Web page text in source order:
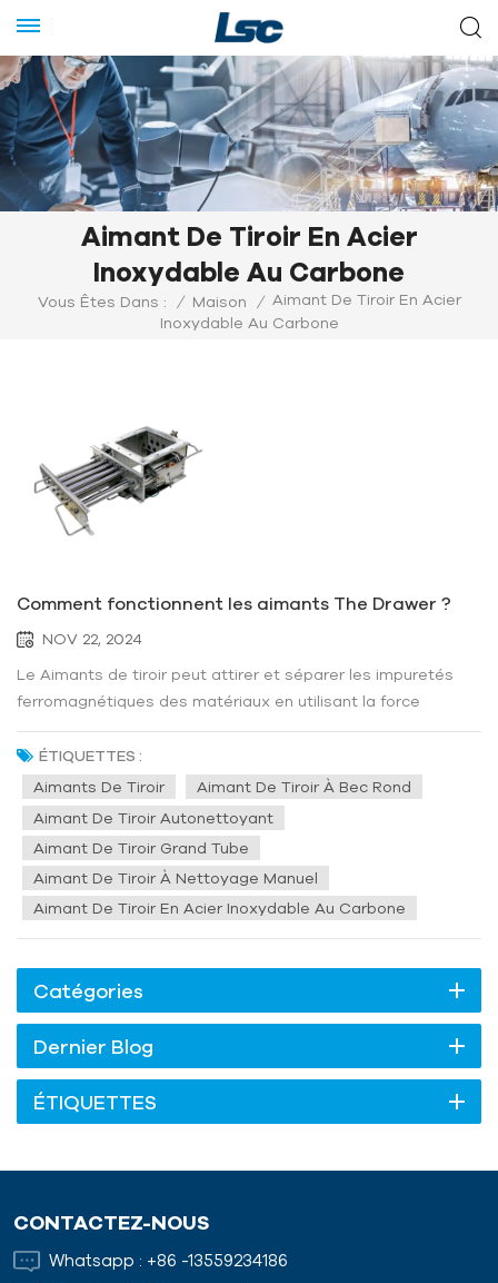
Aimant De Tiroir En Acier
Inoxydable Au Carbone
Vous Êtes Dans : / Maison / Aimant De Tiroir En Acier
Inoxydable Au Carbone
Comment fonctionnent les aimants The Drawer ?
NOV 22, 2024
Le Aimants de tiroir peut attirer et séparer les impuretés
ferromagnétiques des matériaux en utilisant la force
magnétique, et maintenir l'efficacité des aimants grâce à
différents mécanismes de nettoyage. Cela contribue à
améliorer la pureté des produits et à protéger les
équipements en aval...
ÉTIQUETTES :
Aimants De Tiroir
Aimant De Tiroir À Bec Rond
Aimant De Tiroir Autonettoyant
Aimant De Tiroir Grand Tube
Aimant De Tiroir À Nettoyage Manuel
Aimant De Tiroir En Acier Inoxydable Au Carbone
Catégories
Dernier Blog
ÉTIQUETTES
CONTACTEZ-NOUS
Whatsapp : +86 -13559234186